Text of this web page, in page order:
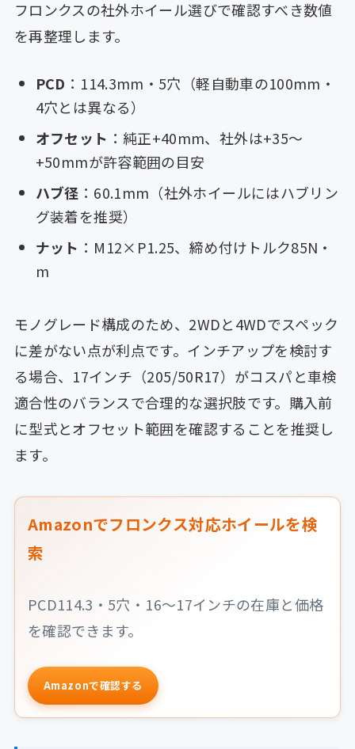
フロンクスの社外ホイール選びで確認すべき数値
を再整理します。
PCD ：114.3mm・5穴（軽自動車の100mm・
4穴とは異なる）
オフセット ：純正+40mm、社外は+35〜
+50mmが許容範囲の目安
ハブ径 ：60.1mm（社外ホイールにはハブリン
グ装着を推奨）
ナット ：M12×P1.25、締め付けトルク85N・
m
モノグレード構成のため、2WDと4WDでスペック
に差がない点が利点です。インチアップを検討す
る場合、17インチ（205/50R17）がコスパと車検
適合性のバランスで合理的な選択肢です。購入前
に型式とオフセット範囲を確認することを推奨し
ます。
Amazonでフロンクス対応ホイールを検
索
PCD114.3・5穴・16〜17インチの在庫と価格
を確認できます。
Amazonで確認する